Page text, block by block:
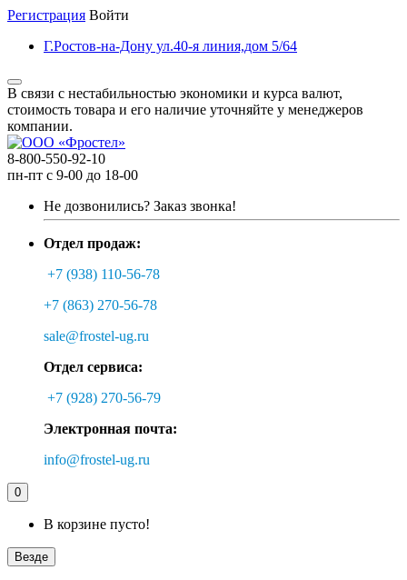
Регистрация Войти
Г.Ростов-на-Дону ул.40-я линия,дом 5/64
В связи с нестабильностью экономики и курса валют,
стоимость товара и его наличие уточняйте у менеджеров
компании.
8-800-550-92-10
пн-пт с 9-00 до 18-00
Не дозвонились? Заказ звонка!
Отдел продаж:
+7 (938) 110-56-78
+7 (863) 270-56-78
sale@frostel-ug.ru
Отдел сервиса:
+7 (928) 270-56-79
Электронная почта:
info@frostel-ug.ru
0
В корзине пусто!
Везде